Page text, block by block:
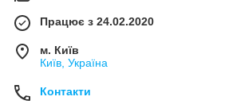
Працює з 24.02.2020
м. Київ
Київ, Україна
Контакти